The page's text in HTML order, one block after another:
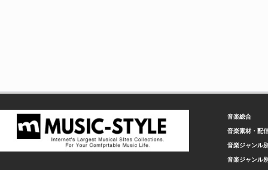
音楽総合
音楽素材・配
音楽ジャンル
音楽ジャンル